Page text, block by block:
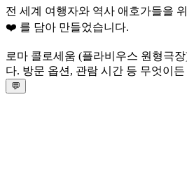
전 세계 여행자와 역사 애호가들을
❤️ 를 담아 만들었습니다.
로마 콜로세움 (플라비우스 원형극
다. 방문 옵션, 관람 시간 등 무엇이
💬